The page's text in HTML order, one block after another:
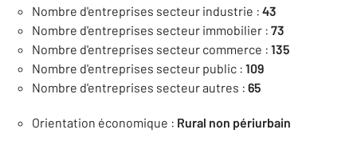
Nombre d'entreprises secteur industrie : 43
Nombre d'entreprises secteur immobilier : 73
Nombre d'entreprises secteur commerce : 135
Nombre d'entreprises secteur public : 109
Nombre d'entreprises secteur autres : 65
Orientation économique : Rural non périurbain